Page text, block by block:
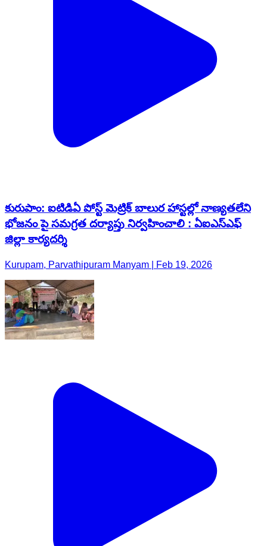
కురుపాం: ఐటిడిఏ పోస్ట్ మెట్రిక్ బాలుర హాస్టల్లో నాణ్యతలేని
భోజనం పై సమగ్రత దర్యాప్తు నిర్వహించాలి : ఏఐఎస్ఎఫ్
జిల్లా కార్యదర్శి
Kurupam, Parvathipuram Manyam | Feb 19, 2026